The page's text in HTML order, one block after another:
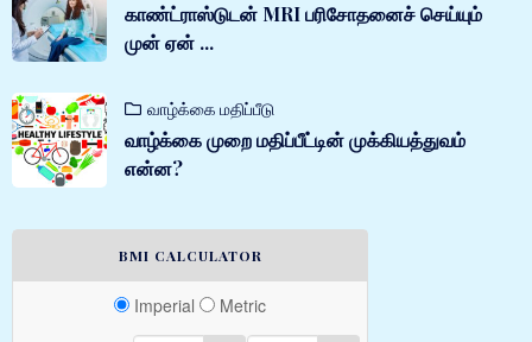
காண்ட்ராஸ்டுடன் MRI பரிசோதனைச் செய்யும்
முன் ஏன் ...
வாழ்க்கை மதிப்பீடு
வாழ்க்கை முறை மதிப்பீட்டின் முக்கியத்துவம்
என்ன?
BMI CALCULATOR
Imperial Metric